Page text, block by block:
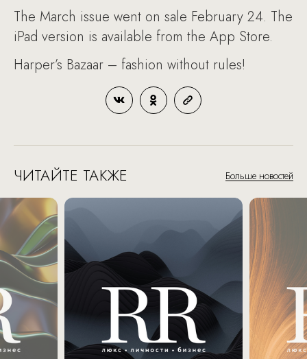
The March issue went on sale February 24. The
iPad version is available from the App Store.
Harper’s Bazaar – fashion without rules!
ЧИТАЙТЕ ТАКЖЕ Больше новостей